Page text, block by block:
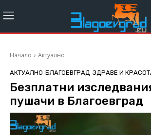
Начало Актуално
АКТУАЛНО БЛАГОЕВГРАД ЗДРАВЕ И
Безплатни
пушачи в Благоевград